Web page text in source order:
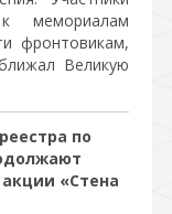
мемориалам
фронтовикам,
Великую
по
«Стена